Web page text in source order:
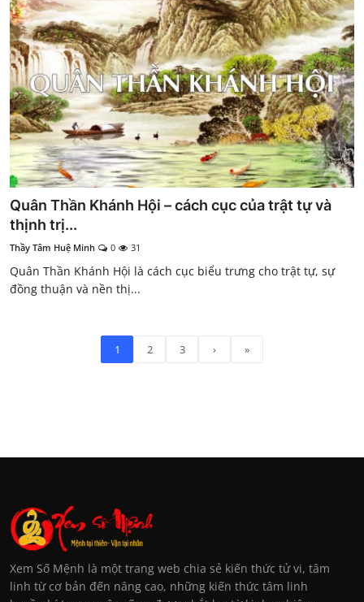
Quân Thần Khánh Hội – cách cục của trật tự và
thịnh trị...
Thầy Tâm Huệ Minh 0 31
Quân Thần Khánh Hội là cách cục biểu trưng cho trật tự, sự
đồng thuận và nền thị...
1 2 3 › »
Xem Số Mệnh là một trang web chia sẻ kiến thức tử vi, tâm
linh từ cơ bản đến nâng cao, những kiến thức tâm linh